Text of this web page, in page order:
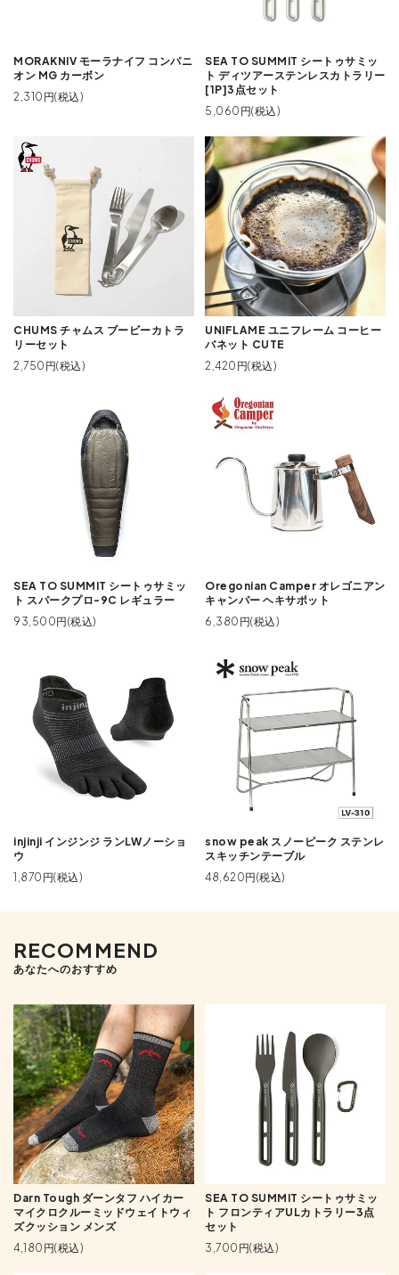
MORAKNIV モーラナイフ コンパニ
オン MG カーボン
2,310円(税込)
SEA TO SUMMIT シートゥサミッ
ト ディツアーステンレスカトラリー
[1P]3点セット
5,060円(税込)
CHUMS チャムス ブービーカトラ
リーセット
2,750円(税込)
UNIFLAME ユニフレーム コーヒー
バネット CUTE
2,420円(税込)
SEA TO SUMMIT シートゥサミッ
ト スパークプロ-9C レギュラー
93,500円(税込)
Oregonian Camper オレゴニアン
キャンパー ヘキサポット
6,380円(税込)
injinji インジンジ ランLWノーショ
ウ
1,870円(税込)
snow peak スノーピーク ステンレ
スキッチンテーブル
48,620円(税込)
RECOMMEND
あなたへのおすすめ
Darn Tough ダーンタフ ハイカー
マイクロクルーミッドウェイトウィ
ズクッション メンズ
4,180円(税込)
SEA TO SUMMIT シートゥサミッ
ト フロンティアULカトラリー3点
セット
3,700円(税込)